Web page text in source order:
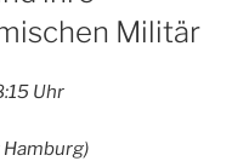
Militär
Uhr